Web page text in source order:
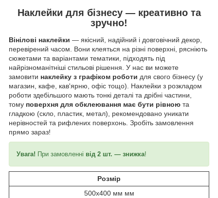
Наклейки для бізнесу — креативно та
зручно!
Вінілові наклейки — якісний, надійний і довговічний декор,
перевірений часом. Вони клеяться на різні поверхні, рясніють
сюжетами та варіантами тематики, підходять під
найрізноманітніші стильові рішення. У нас ви можете
замовити наклейку з графіком роботи для свого бізнесу (у
магазин, кафе, кав'ярню, офіс тощо). Наклейки з розкладом
роботи здебільшого мають тонкі деталі та дрібні частини,
тому поверхня для обклеювання має бути рівною та
гладкою (скло, пластик, метал), рекомендовано уникати
нерівностей та рифлених поверхонь. Зробіть замовлення
прямо зараз!
Увага! При замовленні від 2 шт. — знижка!
Розмір
500х400 мм мм